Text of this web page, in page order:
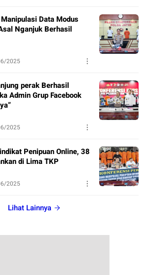
Data Modus
Nganjuk Berhasil
2025
perak Berhasil
Admin Grup Facebook
2025
Penipuan Online, 38
di Lima TKP
2025
Lihat Lainnya